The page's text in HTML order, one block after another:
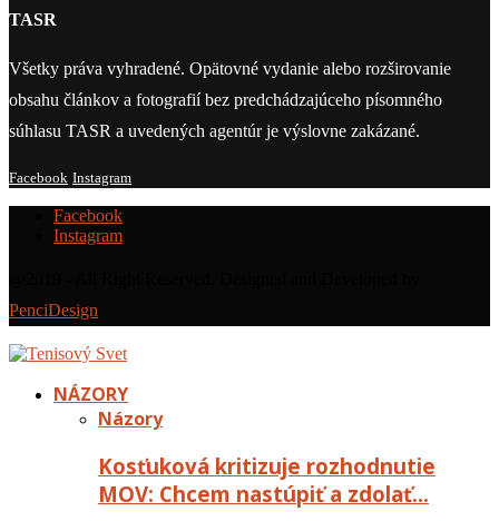
TASR
Všetky práva vyhradené. Opätovné vydanie alebo rozširovanie
obsahu článkov a fotografií bez predchádzajúceho písomného
súhlasu TASR a uvedených agentúr je výslovne zakázané.
Facebook Instagram
Facebook
Instagram
PenciDesign
NÁZORY
Názory
Kosťuková kritizuje rozhodnutie
MOV: Chcem nastúpiť a zdolať…